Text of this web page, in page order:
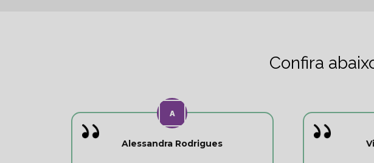
Confira
Alessandra Rodrigues